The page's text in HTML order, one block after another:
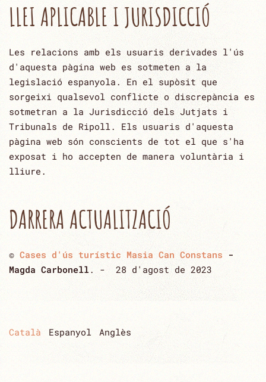
LLEI APLICABLE I JURISDICCIÓ
Les relacions amb els usuaris derivades l'ús
d'aquesta pàgina web es sotmeten a la
legislació espanyola. En el ‎supòsit que
sorgeixi qualsevol conflicte o discrepància es
sotmetran a la Jurisdicció dels Jutjats i
Tribunals de ‎Ripoll. Els usuaris d'aquesta
pàgina web són conscients de tot el que s'ha
exposat i ho accepten ‎de manera voluntària i
lliure.‎
DARRERA ACTUALITZACIÓ
© Cases d'ús turístic Masia Can Constans -
Magda Carbonell. - 28 d'agost de 2023
Català Espanyol Anglès